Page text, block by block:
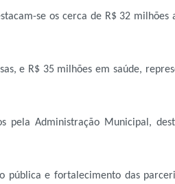
se os cerca de R$ 32 milhões
e R$ 35 milhões em saúde,
pela Administração Municipal,
pública e fortalecimento das